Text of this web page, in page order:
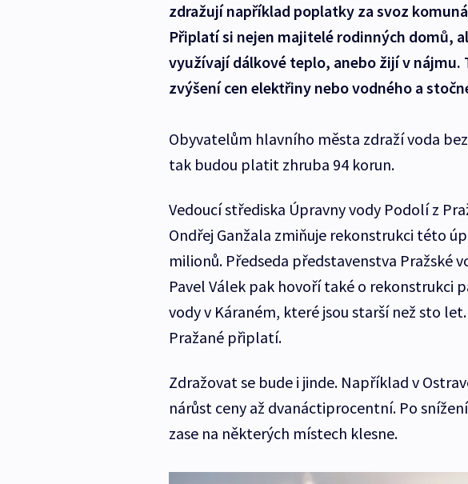
zdražují například poplatky za svoz
Připlatí si nejen majitelé rodinných domů,
využívají dálkové teplo, anebo žijí v nájmu.
zvýšení cen elektřiny nebo vodného a
Obyvatelům hlavního města zdraží voda
tak budou platit zhruba 94 korun.
Vedoucí střediska Úpravny vody Podolí z
Ondřej Ganžala zmiňuje rekonstrukci této
milionů. Předseda představenstva Pražské
Pavel Válek pak hovoří také o rekonstrukci
vody v Káraném, které jsou starší než sto
Pražané připlatí.
Zdražovat se bude i jinde. Například v
nárůst ceny až dvanáctiprocentní. Po
zase na některých místech klesne.